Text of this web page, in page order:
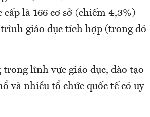
là 166 cơ sở (chiếm 4,3%)
giáo dục tích hợp (trong đó
trong lĩnh vực giáo dục, đào tạo
và nhiều tổ chức quốc tế có uy